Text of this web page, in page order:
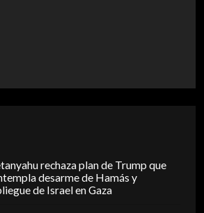
rechaza plan de Trump que
desarme de Hamás y
de Israel en Gaza